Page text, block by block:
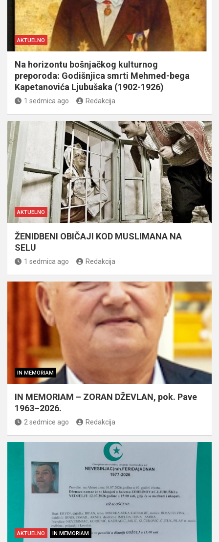
AKTUELNO
Na horizontu bošnjačkog kulturnog
preporoda: Godišnjica smrti Mehmed-bega
Kapetanovića Ljubušaka (1902-1926)
1 sedmica ago Redakcija
AKTUELNO
ŽENIDBENI OBIČAJI KOD MUSLIMANA NA
SELU
1 sedmica ago Redakcija
IN MEMORIAM
IN MEMORIAM – ZORAN DŽEVLAN, pok. Pave
1963–2026.
2 sedmice ago Redakcija
AKTUELNO IN MEMORIAM